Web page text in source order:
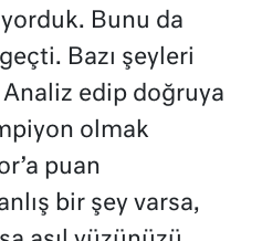
Bunu da
Bazı şeyleri
Analiz edip doğruya
olmak
puan
bir şey varsa,